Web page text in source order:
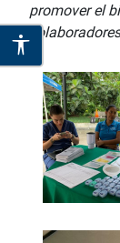
promover el